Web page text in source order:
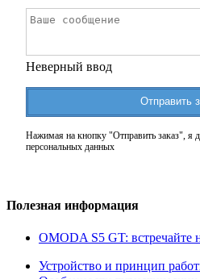
Неверный ввод
Отправить
Нажимая на кнопку "Отправить заказ", я
персональных данных
Полезная информация
OMODA S5 GT: встречайте
Устройство и принцип